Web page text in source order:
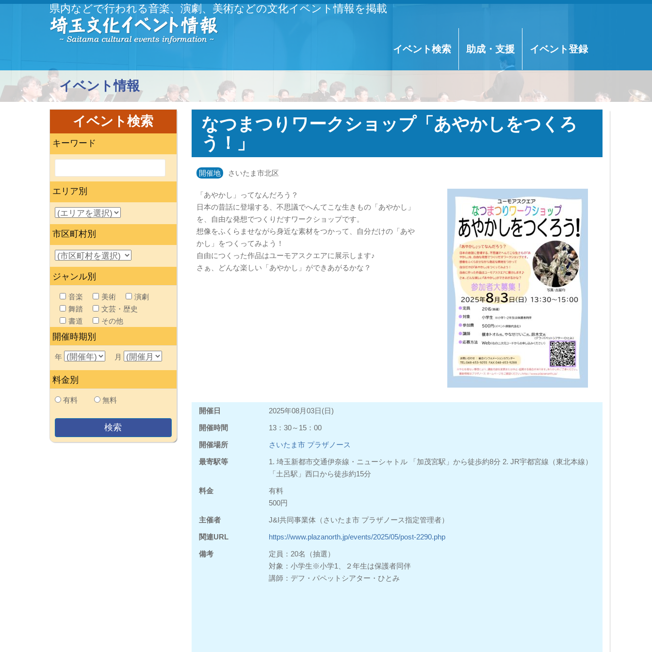
県内などで行われる音楽、演劇、美術などの文化イベント情報を掲載
イベント検索 助成・支援 イベント登録
イベント情報
なつまつりワークショップ「あやかしをつくろ
う！」
開催地 さいたま市北区
「あやかし」ってなんだろう？
日本の昔話に登場する、不思議でへんてこな生きもの「あやかし」
を、自由な発想でつくりだすワークショップです。
想像をふくらませながら身近な素材をつかって、自分だけの「あや
かし」をつくってみよう！
自由につくった作品はユーモアスクエアに展示します♪
さぁ、どんな楽しい「あやかし」ができあがるかな？
開催日 2025年08月03日(日)
開催時間 13：30～15：00
開催場所 さいたま市 プラザノース
最寄駅等
1. 埼玉新都市交通伊奈線・ニューシャトル 「加茂宮駅」から徒歩約8分 2. JR宇都宮線（東北本線）
「土呂駅」西口から徒歩約15分
料金
有料
500円
主催者 J&I共同事業体（さいたま市 プラザノース指定管理者）
関連URL https://www.plazanorth.jp/events/2025/05/post-2290.php
備考
定員：20名（抽選）
対象：小学生※小学1、２年生は保護者同伴
講師：デフ・パペットシアター・ひとみ
イベント検索
キーワード
エリア別
市区町村別
ジャンル別
音楽 美術
演劇
舞踏
文芸・歴史
書道
その他
開催時期別
年 月
料金別
有料 無料